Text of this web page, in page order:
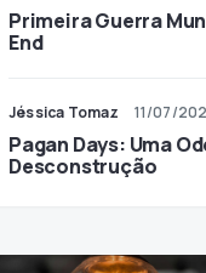
Primeira Guerra
End
Jéssica Tomaz 11/07/
Pagan Days: Uma
Desconstrução